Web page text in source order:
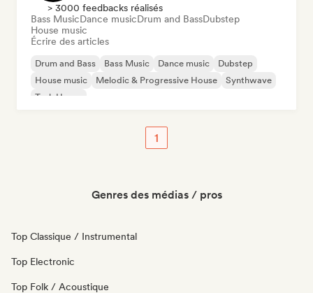
> 3000 feedbacks réalisés
Bass MusicDance musicDrum and BassDubstep
House music
Écrire des articles
Drum and Bass Bass Music Dance music
Dubstep
House music
Melodic & Progressive House
Synthwave
Tech House
1
Genres des médias / pros
Top Classique / Instrumental
Top Electronic
Top Folk / Acoustique